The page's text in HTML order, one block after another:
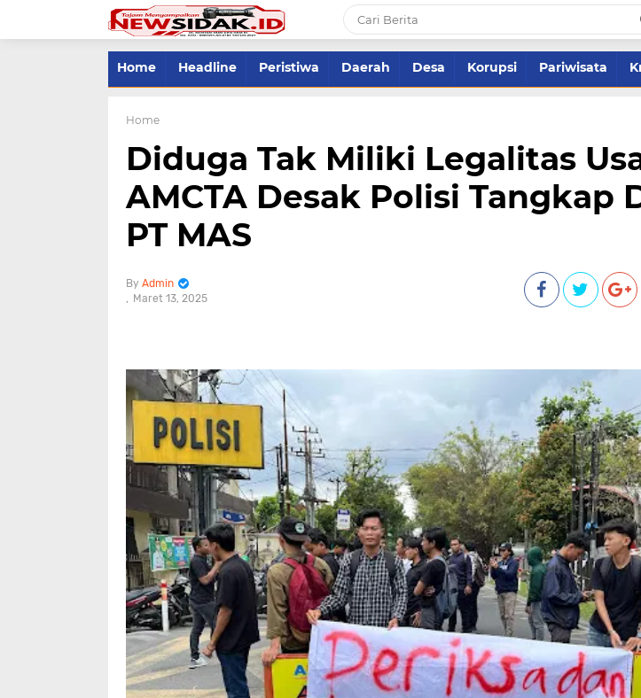
Home Headline Peristiwa Daerah Desa Korupsi Pariwisata
Home
Diduga Tak Miliki Legalitas
AMCTA Desak Polisi Tangkap
PT MAS
Admin
Maret 13, 2025